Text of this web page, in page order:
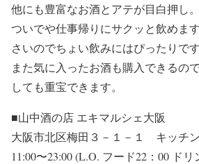
他にも豊富なお酒とアテが目白押し
ついでや仕事帰りにサクッと飲めま
さいのでちょい飲みにはぴったりです
また気に入ったお酒も購入できるの
しても重宝できます。
■山中酒の店 エキマルシェ大阪
大阪市北区梅田３－１－１ キッチ
11:00〜23:00 (L.O. フード22：00 ドリ